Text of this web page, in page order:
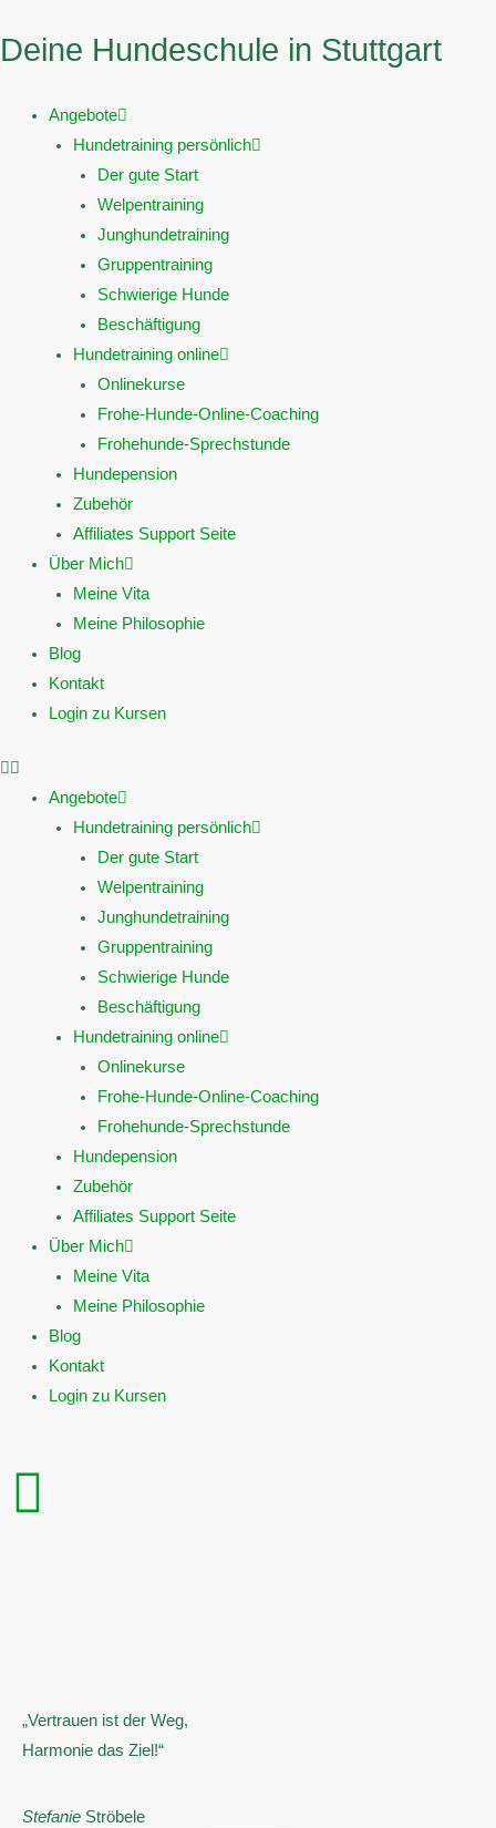
Inhalt
Deine Hundeschule in Stuttgart
Angebote
Hundetraining persönlich
Der gute Start
Welpentraining
Junghundetraining
Gruppentraining
Schwierige Hunde
Beschäftigung
Hundetraining online
Onlinekurse
Frohe-Hunde-Online-Coaching
Frohehunde-Sprechstunde
Hundepension
Zubehör
Affiliates Support Seite
Über Mich
Meine Vita
Meine Philosophie
Blog
Kontakt
Login zu Kursen
Angebote
Hundetraining persönlich
Der gute Start
Welpentraining
Junghundetraining
Gruppentraining
Schwierige Hunde
Beschäftigung
Hundetraining online
Onlinekurse
Frohe-Hunde-Online-Coaching
Frohehunde-Sprechstunde
Hundepension
Zubehör
Affiliates Support Seite
Über Mich
Meine Vita
Meine Philosophie
Blog
Kontakt
Login zu Kursen
„Vertrauen ist der Weg,
Harmonie das Ziel!“
Stefanie Ströbele